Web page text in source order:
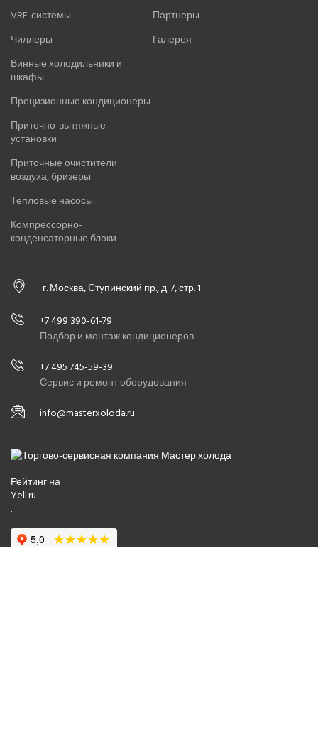
VRF-системы
Чиллеры
Винные холодильники и
шкафы
Прецизионные кондиционеры
Приточно-вытяжные
установки
Приточные очистители
воздуха, бризеры
Тепловые насосы
Компрессорно-
конденсаторные блоки
Партнеры
Галерея
г. Москва, Ступинский пр., д. 7, стр. 1
+7 499 390-61-79
Подбор и монтаж кондиционеров
+7 495 745-59-39
Сервис и ремонт оборудования
info@masterxoloda.ru
Рейтинг на
Yell.ru
.